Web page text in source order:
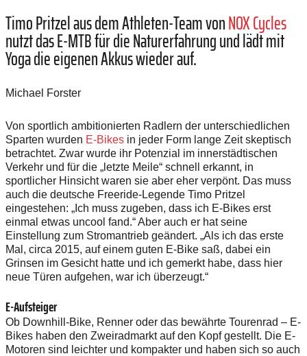
Timo Pritzel aus dem Athleten-Team vonNOX Cycles
nutzt das E-MTB für die Naturerfahrung und lädt mit
Yoga die eigenen Akkus wieder auf.
Michael Forster
Von sportlich ambitionierten Radlern der unterschiedlichen
Sparten wurden E-­Bikes in jeder Form lange Zeit skeptisch
betrachtet. Zwar wurde ihr Potenzial im innerstädtischen
Verkehr und für die „letzte Meile“ schnell erkannt, in
sportlicher Hinsicht waren sie aber eher verpönt. Das muss
auch die deutsche Freeride-Legende Timo Pritzel
eingestehen: „Ich muss zugeben, dass ich E-Bikes erst
einmal etwas uncool fand.“ Aber auch er hat seine
Einstellung zum Stromantrieb geändert. „Als ich das erste
Mal, circa 2015, auf einem guten E-Bike saß, dabei ein
Grinsen im Gesicht hatte und ich gemerkt habe, dass hier
neue Türen aufgehen, war ich überzeugt.“
E-Aufsteiger
Ob Downhill-Bike, Renner oder das bewährte Tourenrad – E-
Bikes haben den Zweiradmarkt auf den Kopf gestellt. Die E-
Motoren sind leichter und kompakter und haben sich so auch